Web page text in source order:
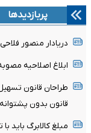
پربازدیدها
دریادار منصور
ابلاغ اصلاحیه
طراحان قانون
قانون بدون
مبلغ کالابرگ باید